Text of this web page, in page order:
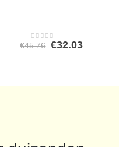
0out of 5
€45.76 €32.03